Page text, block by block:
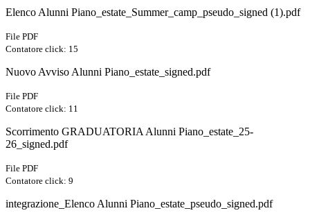
Elenco Alunni Piano_estate_Summer_camp_pseudo_signed (1).pdf
File PDF
Contatore click: 15
Nuovo Avviso Alunni Piano_estate_signed.pdf
File PDF
Contatore click: 11
Scorrimento GRADUATORIA Alunni Piano_estate_25-
26_signed.pdf
File PDF
Contatore click: 9
integrazione_Elenco Alunni Piano_estate_pseudo_signed.pdf